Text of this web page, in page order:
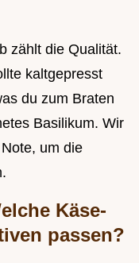
zählt die Qualität.
kaltgepresst
du zum Braten
Basilikum. Wir
um die
Käse-
passen?